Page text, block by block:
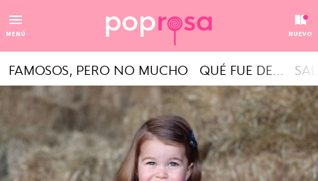
MENÚ NUEVO
FAMOSOS, PERO NO MUCHO QUÉ FUE DE...